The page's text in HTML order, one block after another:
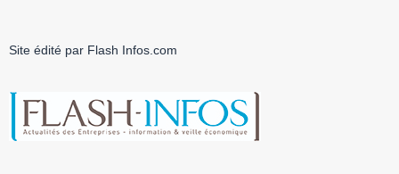
Site édité par Flash Infos.com